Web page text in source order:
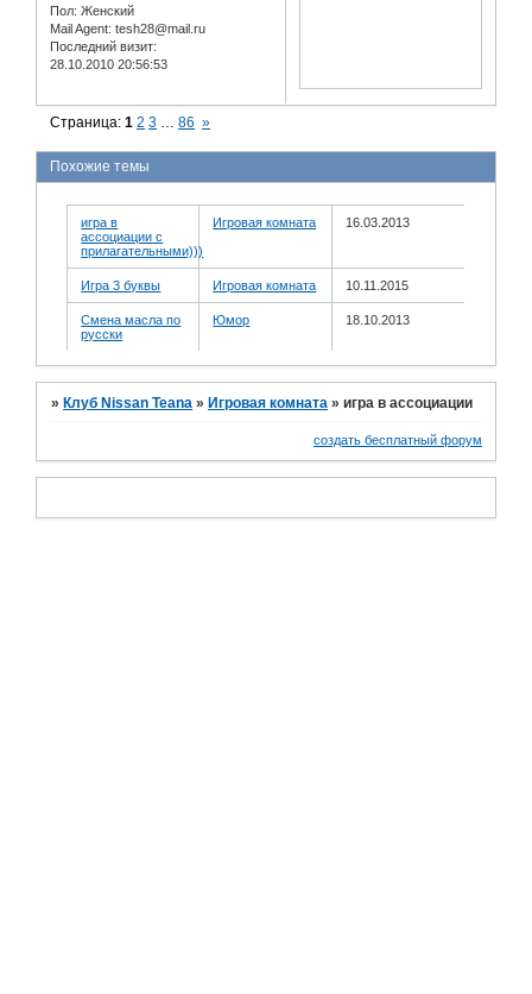
Пол: Женский
Mail Agent: tesh28@mail.ru
Последний визит:
28.10.2010 20:56:53
Страница:1 2 3 86 »
Похожие темы
игра в
ассоциации с
прилагательными)))
Игровая комната 16.03.2013
Игра 3 буквы Игровая комната 10.11.2015
Смена масла по
русски
Юмор 18.10.2013
» Клуб Nissan Teana » Игровая комната »игра в ассоциации
создать бесплатный форум